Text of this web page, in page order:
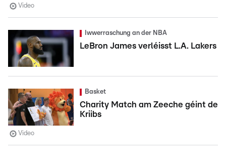
Video
Iwwerraschung an der NBA
LeBron James verléisst L.A. Lakers
Basket
Charity Match am Zeeche géint de
Kriibs
Video